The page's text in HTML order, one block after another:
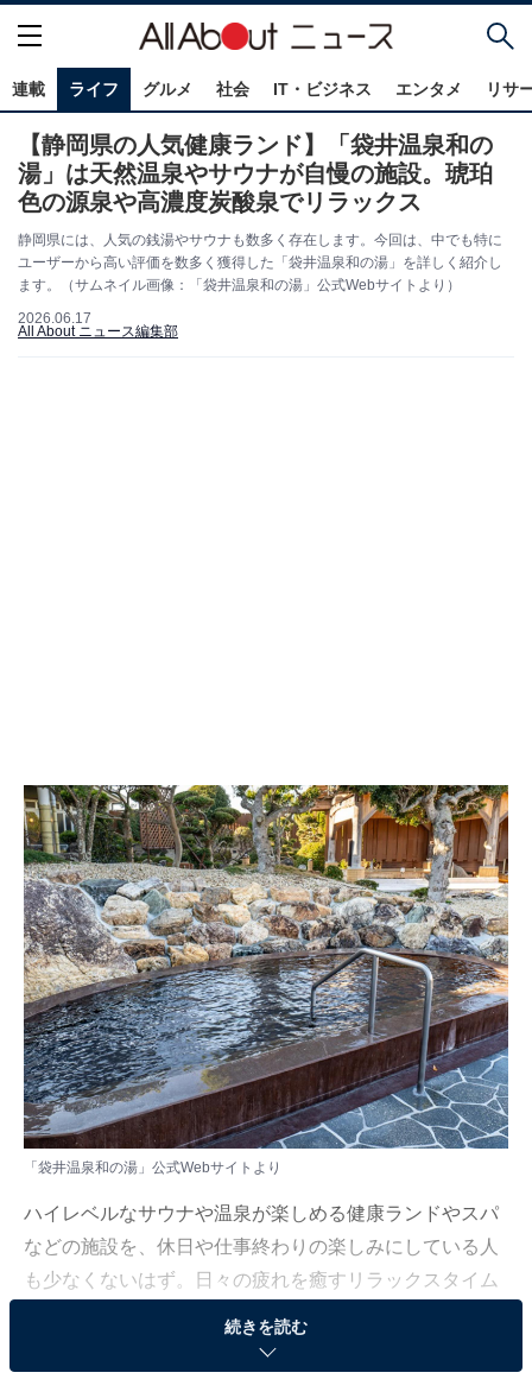
連載 ライフ グルメ 社会 IT・ビジネス エンタメ リサ
【静岡県の人気健康ランド】「袋井温泉和の
湯」は天然温泉やサウナが自慢の施設。琥珀
色の源泉や高濃度炭酸泉でリラックス
静岡県には、人気の銭湯やサウナも数多く存在します。今回は、中でも特に
ユーザーから高い評価を数多く獲得した「袋井温泉和の湯」を詳しく紹介し
ます。（サムネイル画像：「袋井温泉和の湯」公式Webサイトより）
2026.06.17
All About ニュース編集部
「袋井温泉和の湯」公式Webサイトより
ハイレベルなサウナや温泉が楽しめる健康ランドやスパ
などの施設を、休日や仕事終わりの楽しみにしている人
も少なくないはず。日々の疲れを癒すリラックスタイム
は、何物にも代えがたい時間ですよね。しかし、近年で
は高い人気をほこる施設も多く、どこに行けばよいか迷
続きを読む